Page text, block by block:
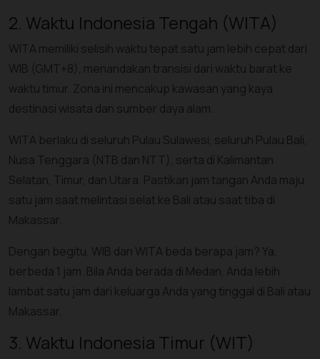
2. Waktu Indonesia Tengah (WITA)
WITA memiliki selisih waktu tepat satu jam lebih cepat dari
WIB (GMT+8), menandakan transisi dari waktu barat ke
waktu timur. Zona ini mencakup kawasan yang kaya
destinasi wisata dan sumber daya alam.
WITA berlaku di seluruh Pulau Sulawesi, seluruh Pulau Bali,
Nusa Tenggara (NTB dan NTT), serta di Kalimantan
Selatan, Timur, dan Utara. Pastikan jam tangan Anda maju
satu jam saat melintasi selat ke Bali atau saat tiba di
Makassar.
Dengan begitu, WIB dan WITA beda berapa jam? Ya,
berbeda 1 jam. Bila Anda berada di Medan, Anda lebih
lambat satu jam dari keluarga Anda yang tinggal di Bali atau
Makassar.
3. Waktu Indonesia Timur (WIT)